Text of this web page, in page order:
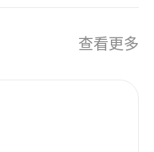
查看更多